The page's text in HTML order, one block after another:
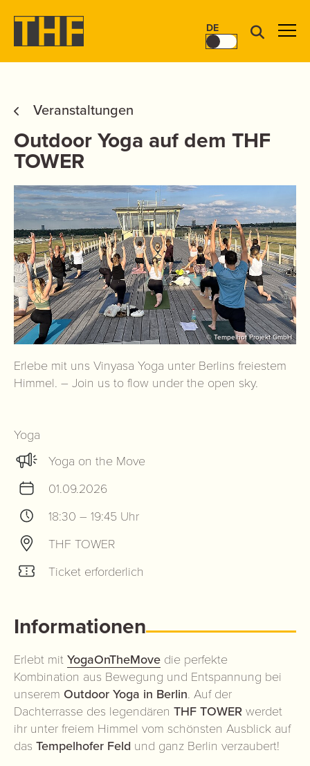
DE
Veranstaltungen
Outdoor Yoga auf dem THF
TOWER
© Tempelhof Projekt GmbH
Erlebe mit uns Vinyasa Yoga unter Berlins freiestem
Himmel. – Join us to flow under the open sky.
Yoga
Yoga on the Move
01.09.2026
18:30 – 19:45 Uhr
THF TOWER
Ticket erforderlich
Informationen
Erlebt mit YogaOnTheMove die perfekte
Kombination aus Bewegung und Entspannung bei
unserem Outdoor Yoga in Berlin. Auf der
Dachterrasse des legendären THF TOWER werdet
ihr unter freiem Himmel vom schönsten Ausblick auf
das Tempelhofer Feld und ganz Berlin verzaubert!